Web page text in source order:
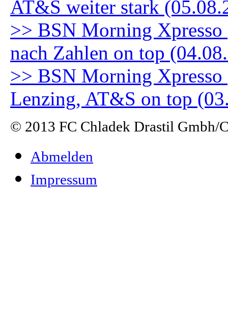
AT&S weiter stark
>> BSN Morning
nach Zahlen on top
>> BSN Morning
Lenzing, AT&S on top
© 2013 FC Chladek Drastil Gmbh/
Abmelden
Impressum